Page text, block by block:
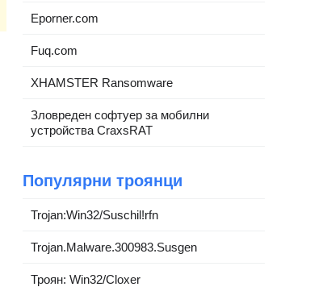
Eporner.com
Fuq.com
XHAMSTER Ransomware
Зловреден софтуер за мобилни
устройства CraxsRAT
Популярни троянци
Trojan:Win32/Suschil!rfn
Trojan.Malware.300983.Susgen
Троян: Win32/Cloxer